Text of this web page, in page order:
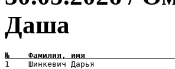
Даша
1    Шинкевич Дарья